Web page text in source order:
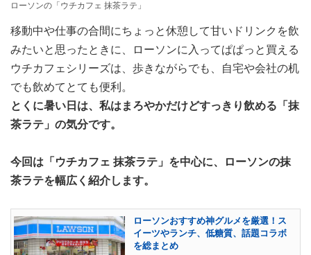
ローソンの「ウチカフェ 抹茶ラテ」
移動中や仕事の合間にちょっと休憩して甘いドリンクを飲
みたいと思ったときに、ローソンに入ってぱぱっと買える
ウチカフェシリーズは、歩きながらでも、自宅や会社の机
でも飲めてとても便利。
とくに暑い日は、私はまろやかだけどすっきり飲める「抹
茶ラテ」の気分です。
今回は「ウチカフェ 抹茶ラテ」を中心に、ローソンの抹
茶ラテを幅広く紹介します。
ローソンおすすめ神グルメを厳選！ス
イーツやランチ、低糖質、話題コラボ
を総まとめ